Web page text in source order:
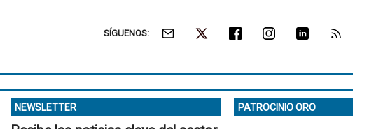
SÍGUENOS:
NEWSLETTER PATROCINIO ORO